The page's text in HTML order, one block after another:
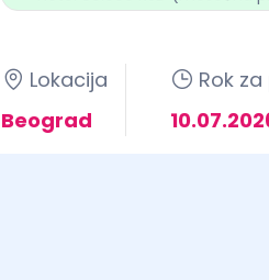
Lokacija
Beograd
Rok